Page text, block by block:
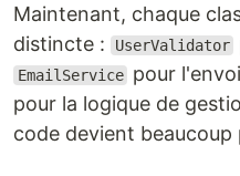
Maintenant, chaque
distincte :
UserValidator
EmailService pour
pour la logique de
code devient